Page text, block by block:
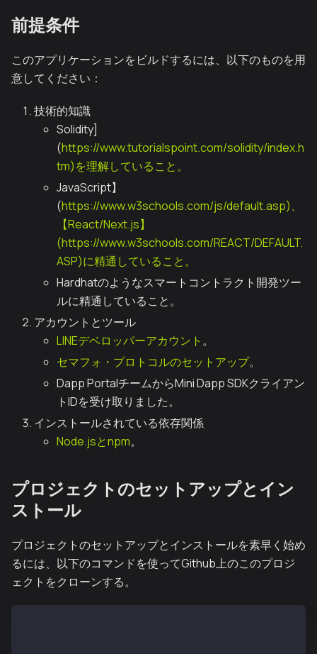
前提条件
このアプリケーションをビルドするには、以下のものを用
意してください：
技術的知識
Solidity]
(https://www.tutorialspoint.com/solidity/index.h
tm)を理解していること。
JavaScript】
(https://www.w3schools.com/js/default.asp)、
【React/Next.js】
(https://www.w3schools.com/REACT/DEFAULT.
ASP)に精通していること。
Hardhatのようなスマートコントラクト開発ツー
ルに精通していること。
アカウントとツール
LINEデベロッパーアカウント 。
セマフォ・プロトコルのセットアップ。
Dapp PortalチームからMini Dapp SDKクライアン
トIDを受け取りました。
インストールされている依存関係
Node.jsとnpm。
プロジェクトのセットアップとイン
ストール
プロジェクトのセットアップとインストールを素早く始め
るには、以下のコマンドを使ってGithub上のこのプロジ
ェクトをクローンする。